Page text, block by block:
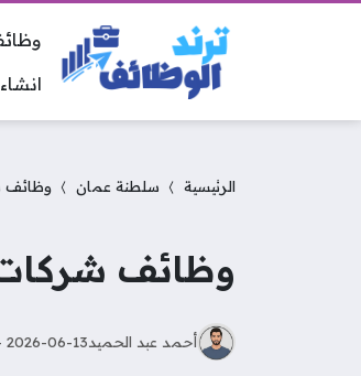
الرئيسية سلطنة عمان وظائف
وظائف شركات
أحمد عبد الحميد2026-06-13 - 7:21 مساءً